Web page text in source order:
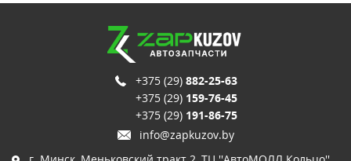
+375 (29) 882-25-63
+375 (29) 159-76-45
+375 (29) 191-86-75
info@zapkuzov.by